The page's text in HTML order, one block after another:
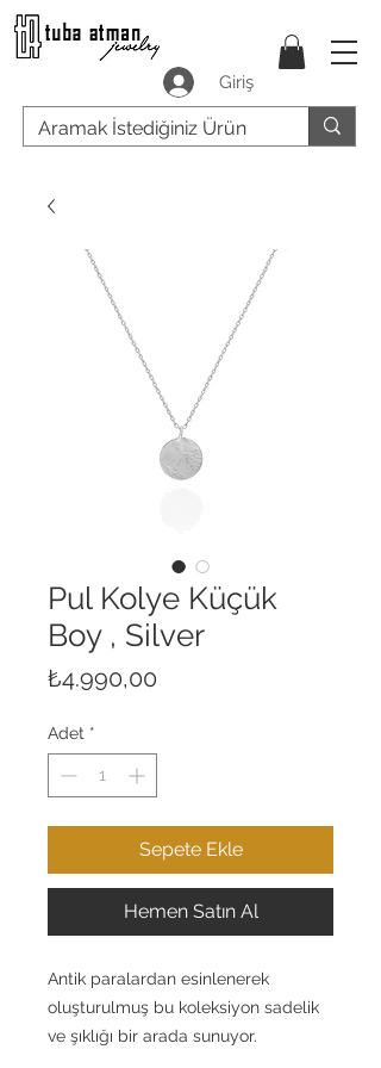
Giriş
Pul Kolye Küçük
Boy , Silver
₺4.990,00
Adet *
Sepete Ekle
Hemen Satın Al
Antik paralardan esinlenerek
oluşturulmuş bu koleksiyon sadelik
ve şıklığı bir arada sunuyor.